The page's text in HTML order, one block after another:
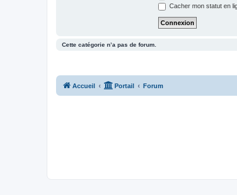
Cacher mon statut en
Cette catégorie n’a pas de forum.
Accueil Portail Forum